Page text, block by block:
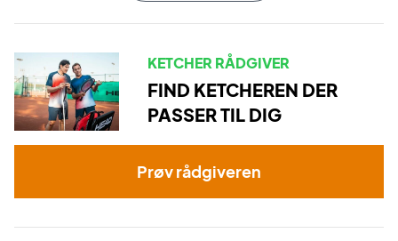
tilkøber en professionel opstrengning.
Ekspertrådgivning: Til denne ketcher anbefaler vi en
opstrengning med Wilson Revolve og 24 kg.
KETCHER RÅDGIVER
FIND KETCHEREN DER
PASSER TIL DIG
Prøv rådgiveren